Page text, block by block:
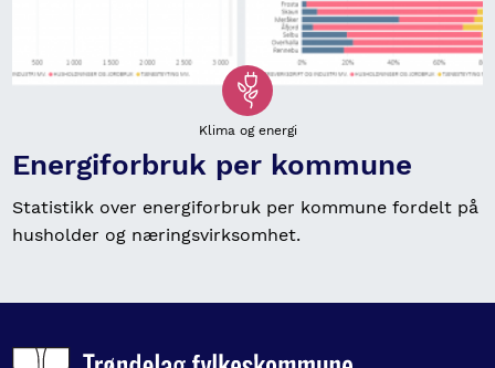
Klima og energi
Energiforbruk per kommune
Statistikk over energiforbruk per kommune fordelt på
husholder og næringsvirksomhet.